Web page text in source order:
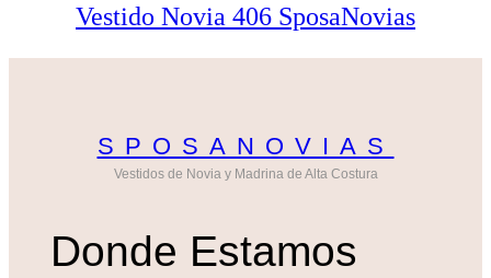
Vestido Novia 406 SposaNovias
SPOSANOVIAS
Vestidos de Novia y Madrina de Alta Costura
Donde Estamos